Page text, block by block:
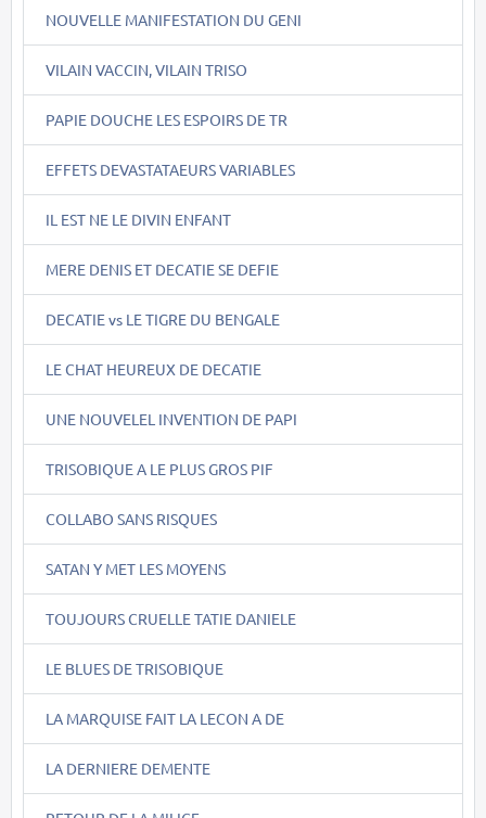
NOUVELLE MANIFESTATION DU GENI
VILAIN VACCIN, VILAIN TRISO
PAPIE DOUCHE LES ESPOIRS DE TR
EFFETS DEVASTATAEURS VARIABLES
IL EST NE LE DIVIN ENFANT
MERE DENIS ET DECATIE SE DEFIE
DECATIE vs LE TIGRE DU BENGALE
LE CHAT HEUREUX DE DECATIE
UNE NOUVELEL INVENTION DE PAPI
TRISOBIQUE A LE PLUS GROS PIF
COLLABO SANS RISQUES
SATAN Y MET LES MOYENS
TOUJOURS CRUELLE TATIE DANIELE
LE BLUES DE TRISOBIQUE
LA MARQUISE FAIT LA LECON A DE
LA DERNIERE DEMENTE